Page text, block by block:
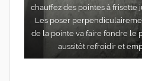
chauf­fez des pointes à fri­sette
Les poser
de la pointe va faire fondre le
aus­si­tôt refroi­dir et